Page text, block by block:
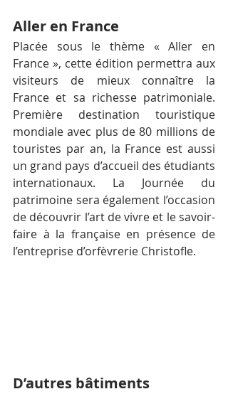
Aller en France
Placée sous le thème « Aller en
France », cette édition permettra aux
visiteurs de mieux connaître la
France et sa richesse patrimoniale.
Première destination touristique
mondiale avec plus de 80 millions de
touristes par an, la France est aussi
un grand pays d’accueil des étudiants
internationaux. La Journée du
patrimoine sera également l’occasion
de découvrir l’art de vivre et le savoir-
faire à la française en présence de
l’entreprise d’orfèvrerie Christofle.
D’autres bâtiments